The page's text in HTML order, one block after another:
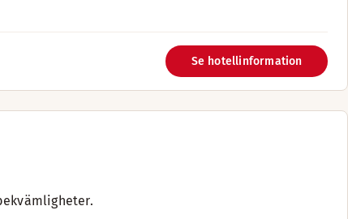
Se hotellinformation